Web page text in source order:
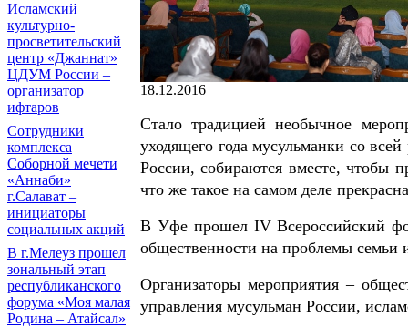
Исламский
культурно-
просветительский
центр «Джаннат»
ЦДУМ России –
организатор
ифтаров
Сотрудники
комплекса
Соборной мечети
«Аннаби»
г.Салават –
инициаторы
социальных акций
В г.Мелеуз прошел
зональный этап
республиканского
форума «Моя малая
Родина – Атайсал»
18.12.2016
Стало традицией необычное
уходящего года мусульманки со
России, собираются вместе, чтобы
что же такое на самом деле
В Уфе прошел IV Всероссийский
общественности на проблемы
Организаторы мероприятия –
управления мусульман России,